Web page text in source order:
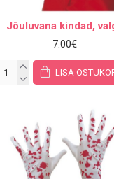
Jõuluvana kindad,
7.00€
LISA